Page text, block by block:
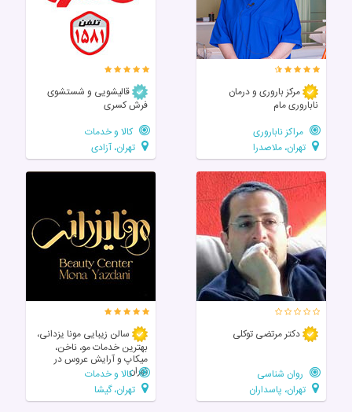
مرکز باروری و درمان
ناباروری مام
مراکز ناباروری
تهران، ملاصدرا
قالیشویی و شستشوی
فرش کسری
کالا و خدمات
تهران، آزادی
دکتر مرتضی توکلی
روان شناسی
تهران، پاسداران
سالن زیبایی مونا یزدانی،
بهترین خدمات مو، ناخن،
میکاپ و آرایش عروس در
تهرانکالا و خدمات
تهران، گیشا